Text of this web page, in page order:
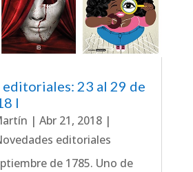
editoriales: 23 al 29 de
I
| Abr 21, 2018|
editoriales
de 1785. Uno de